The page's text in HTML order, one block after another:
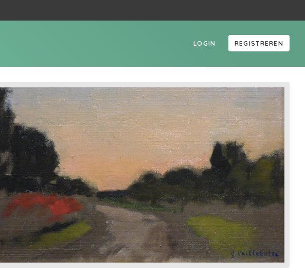
LOGIN REGISTREREN